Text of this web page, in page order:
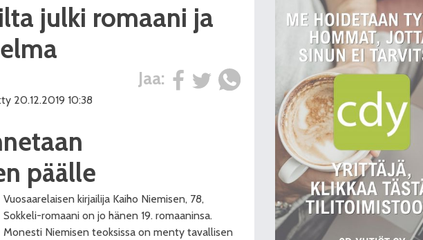
julki romaani ja
Jaa:
20.12.2019 10:38
päälle
Vuosaarelaisen kirjailija Kaiho Niemisen, 78,
Sokkeli-romaani on jo hänen 19. romaaninsa.
Monesti Niemisen teoksissa on menty tavallisen